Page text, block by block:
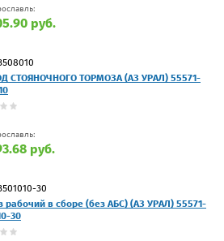
руб.
СТОЯНОЧНОГО ТОРМОЗА (АЗ УРАЛ) 55571-
руб.
30
рабочий в сборе (без АБС) (АЗ УРАЛ) 55571-
30